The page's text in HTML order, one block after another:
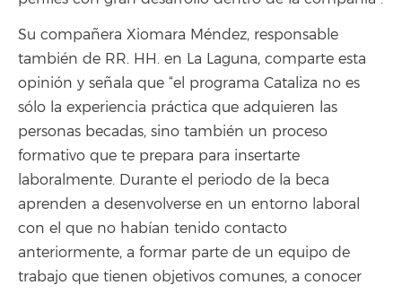
Su compañera Xiomara Méndez, responsable
también de RR. HH. en La Laguna, comparte esta
opinión y señala que “el programa Cataliza no es
sólo la experiencia práctica que adquieren las
personas becadas, sino también un proceso
formativo que te prepara para insertarte
laboralmente. Durante el periodo de la beca
aprenden a desenvolverse en un entorno laboral
con el que no habían tenido contacto
anteriormente, a formar parte de un equipo de
trabajo que tienen objetivos comunes, a conocer